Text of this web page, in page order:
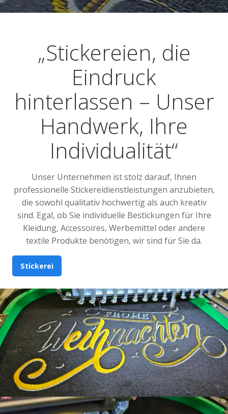
„Stickereien, die
Eindruck
hinterlassen – Unser
Handwerk, Ihre
Individualität“
Unser Unternehmen ist stolz darauf, Ihnen
professionelle Stickereidienstleistungen anzubieten,
die sowohl qualitativ hochwertig als auch kreativ
sind. Egal, ob Sie individuelle Bestickungen für Ihre
Kleidung, Accessoires, Werbemittel oder andere
textile Produkte benötigen, wir sind für Sie da.
Stickerei